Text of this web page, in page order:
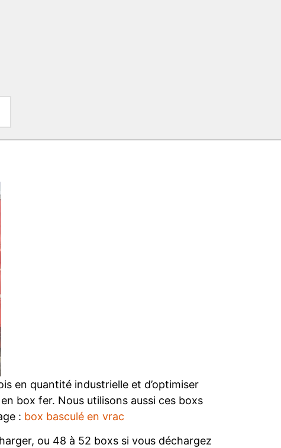
en quantité industrielle et d’optimiser
box fer. Nous utilisons aussi ces boxs
: box basculé en vrac
ou 48 à 52 boxs si vous déchargez